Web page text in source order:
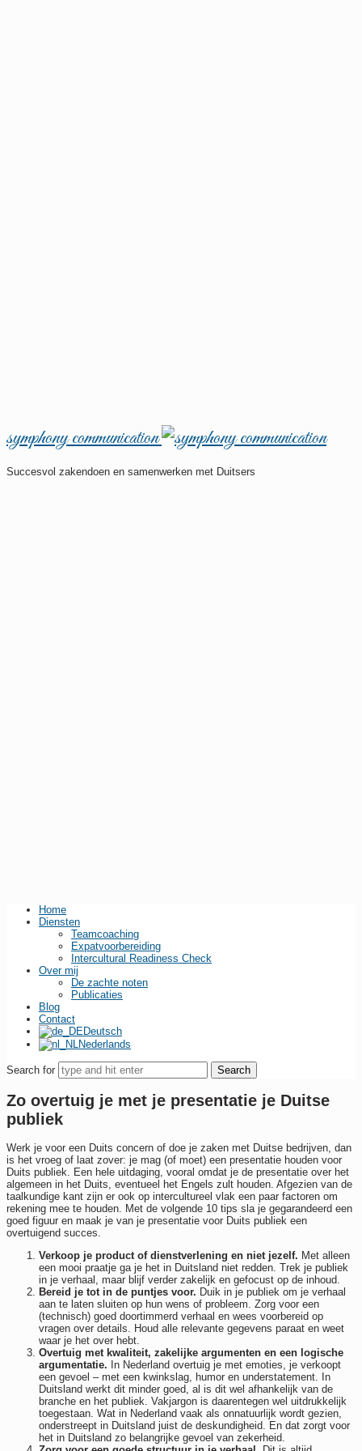
symphony communication
Succesvol zakendoen en samenwerken met Duitsers
Home
Diensten
Teamcoaching
Expatvoorbereiding
Intercultural Readiness Check
Over mij
De zachte noten
Publicaties
Blog
Contact
Deutsch
Nederlands
Search for
Zo overtuig je met je presentatie je Duitse
publiek
Werk je voor een Duits concern of doe je zaken met Duitse bedrijven, dan
is het vroeg of laat zover: je mag (of moet) een presentatie houden voor
Duits publiek. Een hele uitdaging, vooral omdat je de presentatie over het
algemeen in het Duits, eventueel het Engels zult houden. Afgezien van de
taalkundige kant zijn er ook op intercultureel vlak een paar factoren om
rekening mee te houden. Met de volgende 10 tips sla je gegarandeerd een
goed figuur en maak je van je presentatie voor Duits publiek een
overtuigend succes.
Verkoop je product of dienstverlening en niet jezelf. Met alleen
een mooi praatje ga je het in Duitsland niet redden. Trek je publiek
in je verhaal, maar blijf verder zakelijk en gefocust op de inhoud.
Bereid je tot in de puntjes voor. Duik in je publiek om je verhaal
aan te laten sluiten op hun wens of probleem. Zorg voor een
(technisch) goed doortimmerd verhaal en wees voorbereid op
vragen over details. Houd alle relevante gegevens paraat en weet
waar je het over hebt.
Overtuig met kwaliteit, zakelijke argumenten en een logische
argumentatie. In Nederland overtuig je met emoties, je verkoopt
een gevoel – met een kwinkslag, humor en understatement. In
Duitsland werkt dit minder goed, al is dit wel afhankelijk van de
branche en het publiek. Vakjargon is daarentegen wel uitdrukkelijk
toegestaan. Wat in Nederland vaak als onnatuurlijk wordt gezien,
onderstreept in Duitsland juist de deskundigheid. En dat zorgt voor
het in Duitsland zo belangrijke gevoel van zekerheid.